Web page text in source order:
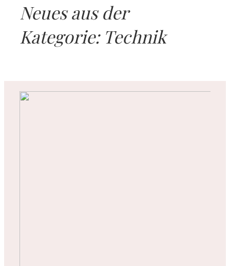
Neues aus der
Kategorie: Technik